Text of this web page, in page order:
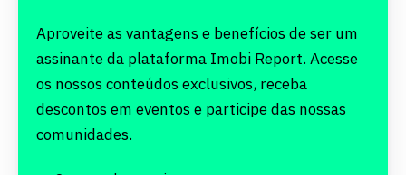
Aproveite as vantagens e benefícios de ser um
assinante da plataforma Imobi Report. Acesse
os nossos conteúdos exclusivos, receba
descontos em eventos e participe das nossas
comunidades.